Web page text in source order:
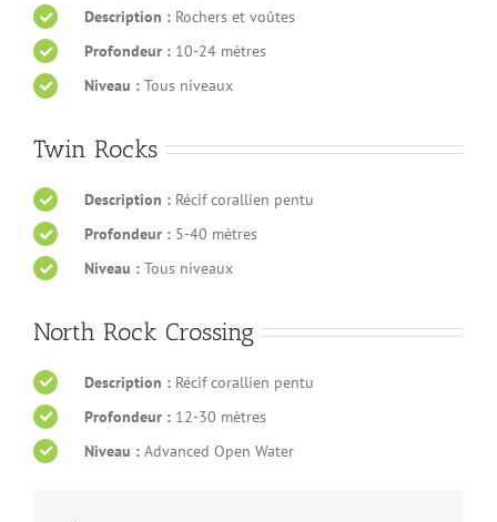
Description : Rochers et voûtes
Profondeur : 10-24 mètres
Niveau : Tous niveaux
Twin Rocks
Description : Récif corallien pentu
Profondeur : 5-40 mètres
Niveau : Tous niveaux
North Rock Crossing
Description : Récif corallien pentu
Profondeur : 12-30 mètres
Niveau : Advanced Open Water